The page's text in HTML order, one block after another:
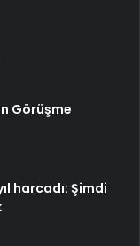
Görüşme
harcadı: Şimdi